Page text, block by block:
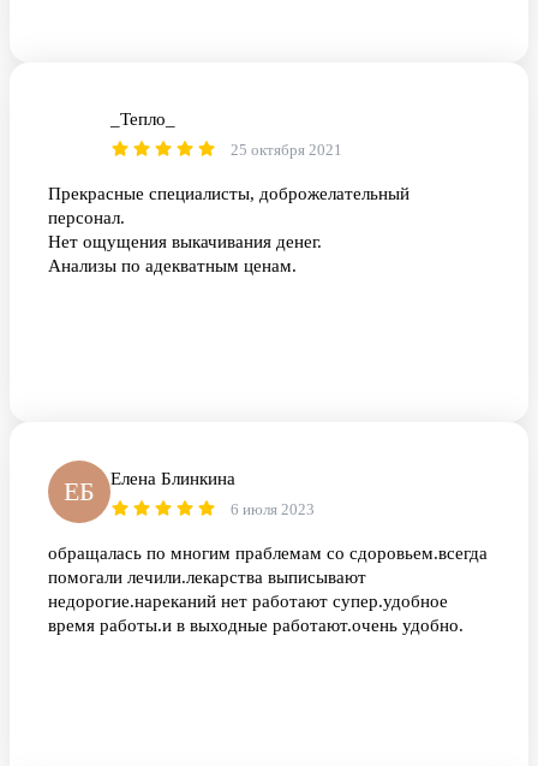
_Тепло_
25 октября 2021
Прекрасные специалисты, доброжелательный
персонал.
Нет ощущения выкачивания денег.
Анализы по адекватным ценам.
ЕБ Елена Блинкина
6 июля 2023
обращалась по многим праблемам со сдоровьем.всегда
помогали лечили.лекарства выписывают
недорогие.нареканий нет работают супер.удобное
время работы.и в выходные работают.очень удобно.